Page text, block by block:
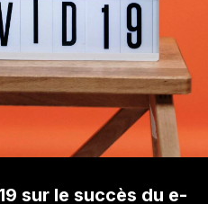
sur le succès du e-